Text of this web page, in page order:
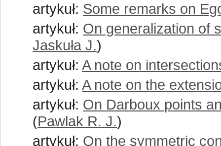
artykuł: Some remarks on
artykuł: On generalization of
Jaskuła J.)
artykuł: A note on
artykuł: A note on the
artykuł: On Darboux points
(Pawlak R. J.)
artykuł: On the symmetric